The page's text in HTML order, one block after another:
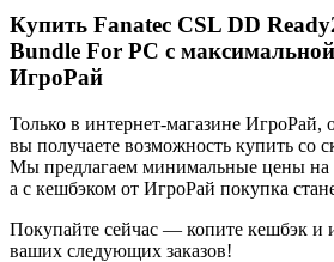
Купить Fanatec CSL DD
Bundle For PC с
ИгроРай
Только в интернет-магазине ИгроРай,
вы получаете возможность купить со
Мы предлагаем минимальные цены на
а с кешбэком от ИгроРай покупка
Покупайте сейчас — копите кешбэк и
ваших следующих заказов!